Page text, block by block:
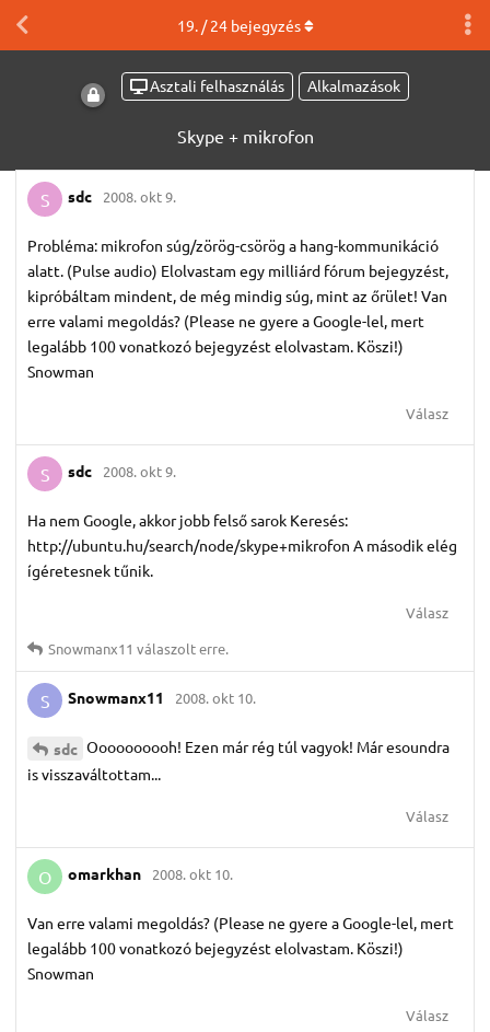
Asztali felhasználás Alkalmazások
Skype + mikrofon
19. /24bejegyzés
S sdc 2008. okt 9.
Probléma: mikrofon súg/zörög-csörög a hang-kommunikáció
alatt. (Pulse audio) Elolvastam egy milliárd fórum bejegyzést,
kipróbáltam mindent, de még mindig súg, mint az őrület! Van
erre valami megoldás? (Please ne gyere a Google-lel, mert
legalább 100 vonatkozó bejegyzést elolvastam. Köszi!)
Snowman
Válasz
S sdc 2008. okt 9.
Ha nem Google, akkor jobb felső sarok Keresés:
http://ubuntu.hu/search/node/skype+mikrofon A második elég
ígéretesnek tűnik.
Válasz
Snowmanx11 válaszolt erre.
S Snowmanx11 2008. okt 10.
sdc Oooooooooh! Ezen már rég túl vagyok! Már esoundra
is visszaváltottam...
Válasz
O omarkhan 2008. okt 10.
Van erre valami megoldás? (Please ne gyere a Google-lel, mert
legalább 100 vonatkozó bejegyzést elolvastam. Köszi!)
Snowman
Válasz